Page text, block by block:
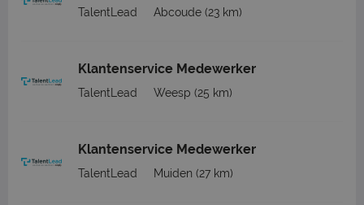
TalentLead Abcoude (23 km)
Klantenservice Medewerker
TalentLead Weesp (25 km)
Klantenservice Medewerker
TalentLead Muiden (27 km)